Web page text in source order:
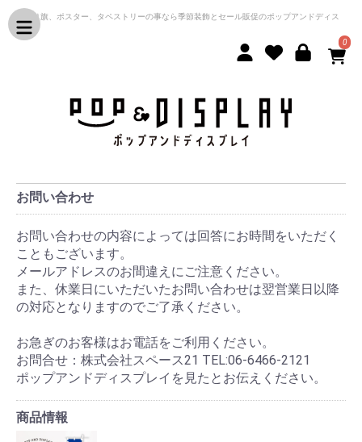
のぼり旗、ポスター、タペストリーの事なら季節装飾とセール販促のポップアンドディス
プレイ
0
お問い合わせ
お問い合わせの内容によっては回答にお時間をいただく
こともございます。
メールアドレスのお間違えにご注意ください。
また、休業日にいただいたお問い合わせは翌営業日以降
の対応となりますのでご了承ください。
お急ぎのお客様はお電話をご利用ください。
お問合せ：株式会社スペース21 TEL:06-6466-2121
ポップアンドディスプレイを見たとお伝えください。
商品情報